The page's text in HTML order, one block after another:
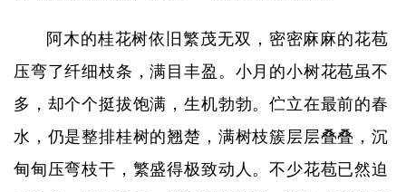
阿木的桂花树依旧繁茂无双，密密麻麻的花苞
压弯了纤细枝条，满目丰盈。小月的小树花苞虽不
多，却个个挺拔饱满，生机勃勃。伫立在最前的春
水，仍是整排桂树的翘楚，满树枝簇层层叠叠，沉
甸甸压弯枝干，繁盛得极致动人。不少花苞已然迫